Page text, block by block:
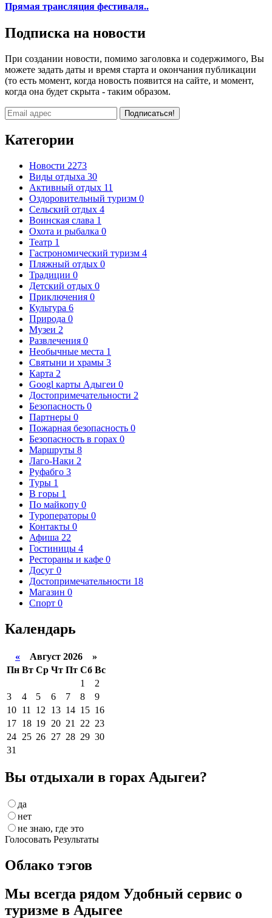
Прямая трансляция фестиваля..
Подписка на новости
При создании новости, помимо заголовка и содержимого, Вы
можете задать даты и время старта и окончания публикации
(то есть момент, когда новость появится на сайте, и момент,
когда она будет скрыта - таким образом.
Подписаться!
Категории
Новости 2273
Виды отдыха 30
Активный отдых 11
Оздоровительный туризм 0
Сельский отдых 4
Воинская слава 1
Охота и рыбалка 0
Театр 1
Гастрономический туризм 4
Пляжный отдых 0
Традиции 0
Детский отдых 0
Приключения 0
Культура 6
Природа 0
Музеи 2
Развлечения 0
Необычные места 1
Святыни и храмы 3
Карта 2
Googl карты Адыгеи 0
Достопримечательности 2
Безопасность 0
Партнеры 0
Пожарная безопасность 0
Безопасность в горах 0
Маршруты 8
Лаго-Наки 2
Руфабго 3
Туры 1
В горы 1
По майкопу 0
Туроператоры 0
Контакты 0
Афиша 22
Гостиницы 4
Рестораны и кафе 0
Досуг 0
Достопримечательности 18
Магазин 0
Спорт 0
Календарь
« Август 2026 »
Пн Вт Ср Чт Пт Сб Вс
1
2
3
4 5 6 7 8
9
10 11 12 13 14 15 16
17 18 19 20 21 22 23
24 25 26 27 28 29 30
31
Вы отдыхали в горах Адыгеи?
да
нет
не знаю, где это
Голосовать Результаты
Облако тэгов
Мы всегда рядом Удобный сервис о
туризме в Адыгее